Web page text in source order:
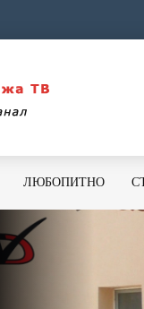
ЛЮБОПИТНО